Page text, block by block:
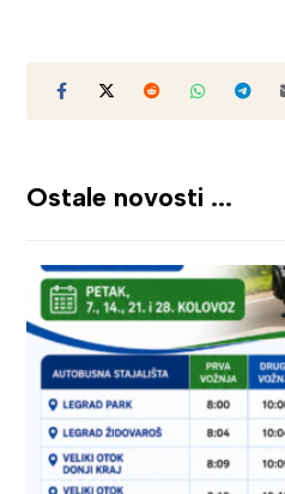
Ostale novosti ...